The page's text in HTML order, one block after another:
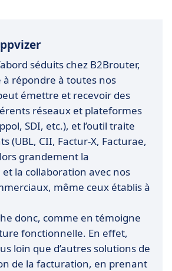
séduits chez B2Brouter,
à répondre à toutes nos
émettre et recevoir des
réseaux et plateformes
SDI, etc.), et l’outil traite
(UBL, CII, Factur-X, Facturae,
grandement la
la collaboration avec nos
même ceux établis à
donc, comme en témoigne
fonctionnelle. En effet,
loin que d’autres solutions de
de la facturation, en prenant